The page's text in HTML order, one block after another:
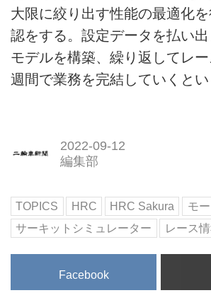
大限に絞り出す性能の最適化
認をする。設定データを払い
モデルを構築、繰り返してレ
週間で業務を完結していくとい
2022-09-12
編集部
TOPICS HRC HRC Sakura
モ
サーキットシミュレーター
レース
Facebook